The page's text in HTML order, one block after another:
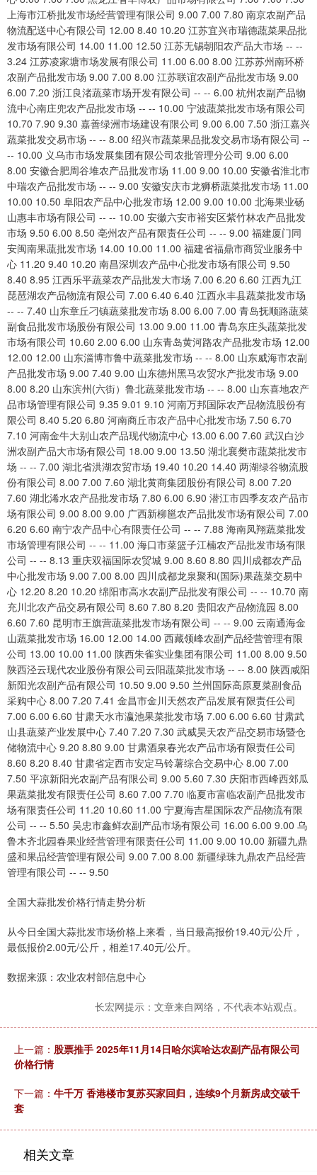
全国大蒜批发价格行情走势分析
从今日全国大蒜批发市场价格上来看，当日最高报价19.40元/公斤，
最低报价2.00元/公斤，相差17.40元/公斤。
数据来源：农业农村部信息中心
长宏网提示：文章来自网络，不代表本站观点。
上一篇： 股票推手 2025年11月14日哈尔滨哈达农副产品有限公司
价格行情
下一篇： 牛千万 香港楼市复苏买家回归，连续9个月新房成交破千
套
相关文章